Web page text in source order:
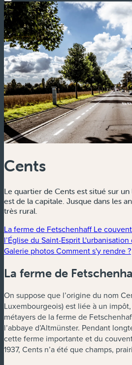
Cents
Le quartier de Cents est situé sur
est de la capitale. Jusque dans les
très rural.
La ferme de FetschenhaffLe
l’Église du Saint-Esprit
Galerie photosComment s'y rendre ?
La ferme de
On suppose que l’origine du nom
Luxembourgeois) est liée à un
métayers de la ferme de
l’abbaye d’Altmünster. Pendant
cette ferme importante et du
1937, Cents n’a été que champs,